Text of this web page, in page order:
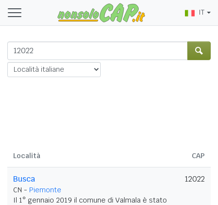
IT
Località CAP
Busca
CN - Piemonte
Il 1° gennaio 2019 il comune di Valmala è stato
12022